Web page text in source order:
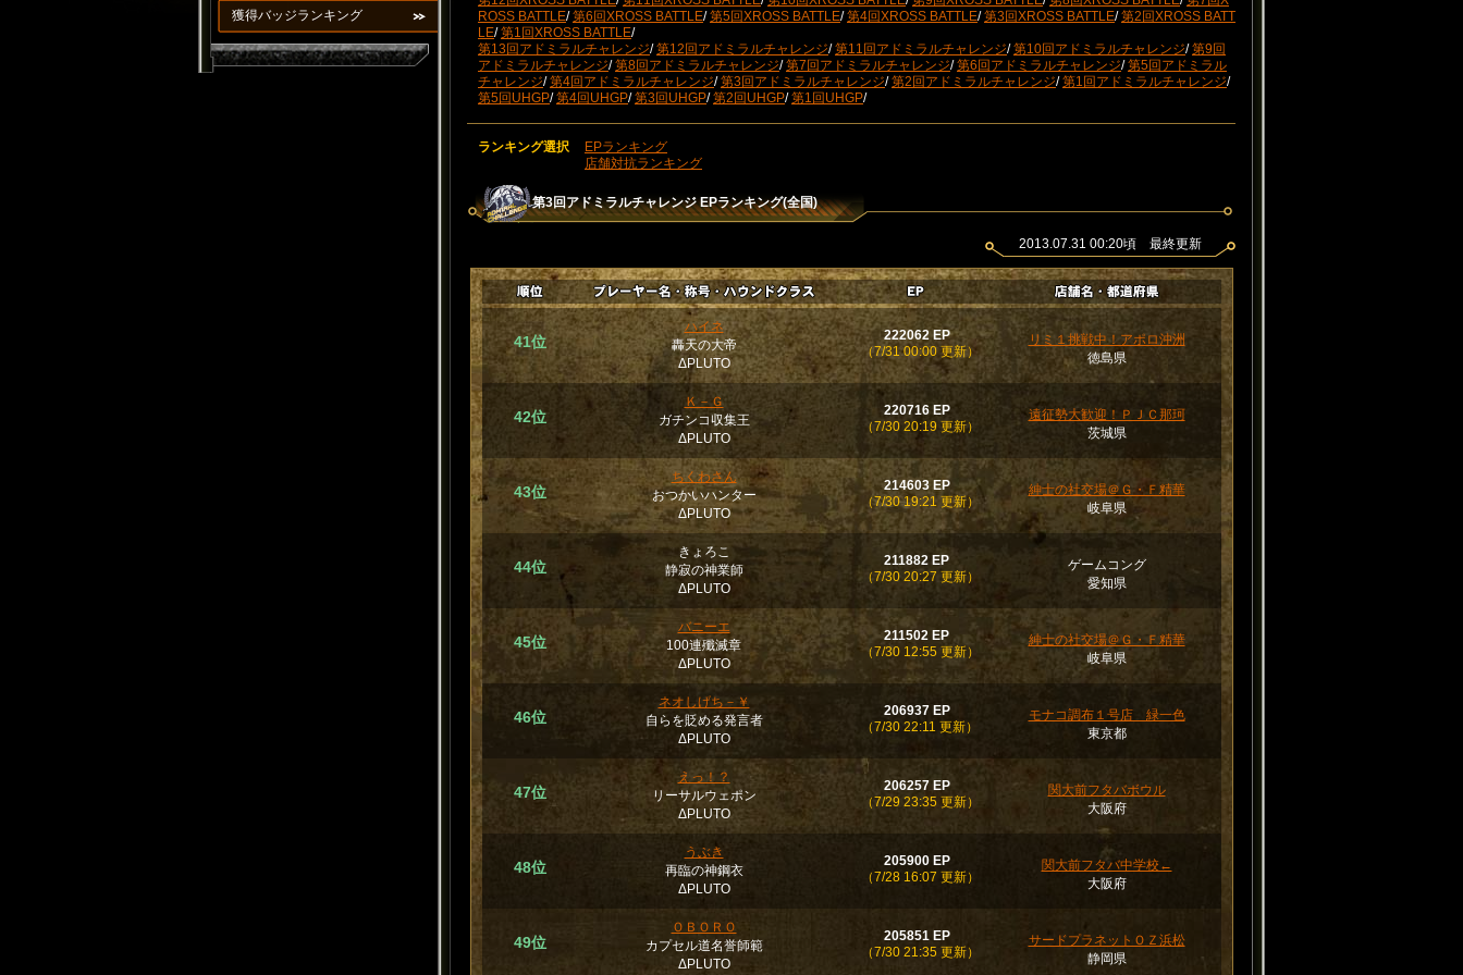
獲得バッジランキング
ROSS BATTLE/第6回XROSS BATTLE/第5回XROSS BATTLE/第4回XROSS BATTLE/第3回XROSS BATTLE/第2回XROSS BATT
LE/第1回XROSS BATTLE/
第13回アドミラルチャレンジ/第12回アドミラルチャレンジ/第11回アドミラルチャレンジ/第10回アドミラルチャレンジ/第9回
アドミラルチャレンジ/第8回アドミラルチャレンジ/第7回アドミラルチャレンジ/第6回アドミラルチャレンジ/第5回アドミラル
チャレンジ/第4回アドミラルチャレンジ/第3回アドミラルチャレンジ/第2回アドミラルチャレンジ/第1回アドミラルチャレンジ/
第5回UHGP/第4回UHGP/第3回UHGP/第2回UHGP/第1回UHGP/
ランキング選択
EPランキング
店舗対抗ランキング
第3回アドミラルチャレンジEPランキング(全国)
2013.07.31 00:20頃 最終更新
41位
ハイネ
轟天の大帝
ΔPLUTO
222062 EP
（7/31 00:00 更新）
リミ１挑戦中！アポロ沖洲
徳島県
42位
Ｋ－Ｇ
ガチンコ収集王
ΔPLUTO
220716 EP
（7/30 20:19 更新）
遠征勢大歓迎！ＰＪＣ那珂
茨城県
43位
ちくわさん
おつかいハンター
ΔPLUTO
214603 EP
（7/30 19:21 更新）
紳士の社交場＠Ｇ・Ｆ精華
岐阜県
44位
きょろこ
静寂の神業師
ΔPLUTO
211882 EP
（7/30 20:27 更新）
ゲームコング
愛知県
45位
バニーエ
100連殲滅章
ΔPLUTO
211502 EP
（7/30 12:55 更新）
紳士の社交場＠Ｇ・Ｆ精華
岐阜県
46位
ネオしげち－￥
自らを貶める発言者
ΔPLUTO
206937 EP
（7/30 22:11 更新）
モナコ調布１号店 緑一色
東京都
47位
えっ！？
リーサルウェポン
ΔPLUTO
206257 EP
（7/29 23:35 更新）
関大前フタバボウル
大阪府
48位
うぶき
再臨の神鋼衣
ΔPLUTO
205900 EP
（7/28 16:07 更新）
関大前フタバ中学校←
大阪府
49位
ＯＢＯＲＯ
カプセル道名誉師範
ΔPLUTO
205851 EP
（7/30 21:35 更新）
サードプラネットＯＺ浜松
静岡県